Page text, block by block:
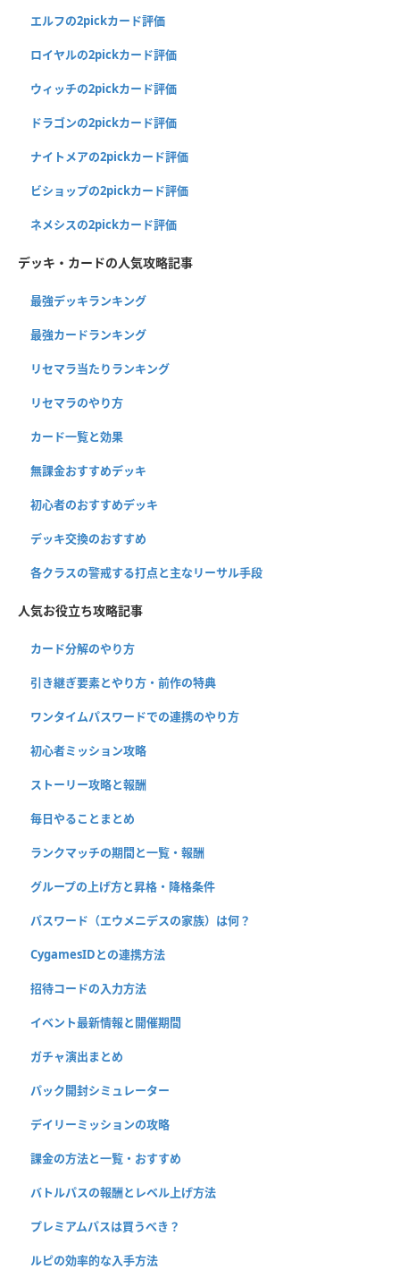
エルフの2pickカード評価
ロイヤルの2pickカード評価
ウィッチの2pickカード評価
ドラゴンの2pickカード評価
ナイトメアの2pickカード評価
ビショップの2pickカード評価
ネメシスの2pickカード評価
デッキ・カードの人気攻略記事
最強デッキランキング
最強カードランキング
リセマラ当たりランキング
リセマラのやり方
カード一覧と効果
無課金おすすめデッキ
初心者のおすすめデッキ
デッキ交換のおすすめ
各クラスの警戒する打点と主なリーサル手段
人気お役立ち攻略記事
カード分解のやり方
引き継ぎ要素とやり方・前作の特典
ワンタイムパスワードでの連携のやり方
初心者ミッション攻略
ストーリー攻略と報酬
毎日やることまとめ
ランクマッチの期間と一覧・報酬
グループの上げ方と昇格・降格条件
パスワード（エウメニデスの家族）は何？
CygamesIDとの連携方法
招待コードの入力方法
イベント最新情報と開催期間
ガチャ演出まとめ
パック開封シミュレーター
デイリーミッションの攻略
課金の方法と一覧・おすすめ
バトルパスの報酬とレベル上げ方法
プレミアムパスは買うべき？
ルピの効率的な入手方法